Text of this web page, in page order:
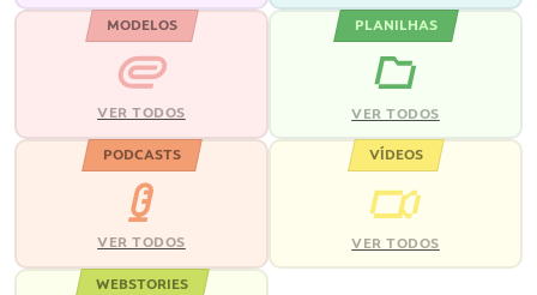
MODELOS
VER TODOS
PLANILHAS
VER TODOS
PODCASTS
VER TODOS
VÍDEOS
VER TODOS
WEBSTORIES